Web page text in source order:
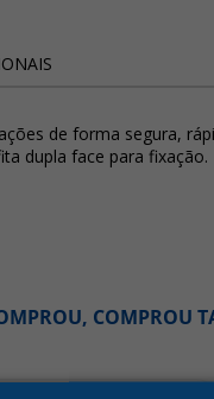
de forma segura,
dupla face para fixação.
COMPROU